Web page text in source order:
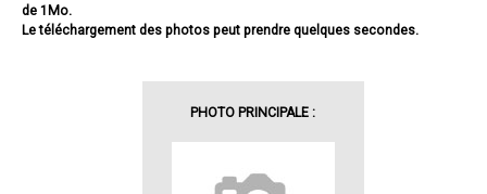
de 1Mo.
Le téléchargement des photos peut prendre quelques secondes.
PHOTO PRINCIPALE :